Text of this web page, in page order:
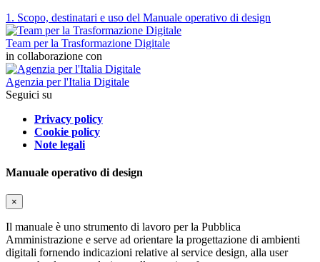
1. Scopo, destinatari e uso del Manuale operativo di design
Team per la Trasformazione Digitale
in collaborazione con
Agenzia per l'Italia Digitale
Seguici su
Privacy policy
Cookie policy
Note legali
Manuale operativo di design
×
Il manuale è uno strumento di lavoro per la Pubblica
Amministrazione e serve ad orientare la progettazione di ambienti
digitali fornendo indicazioni relative al service design, alla user